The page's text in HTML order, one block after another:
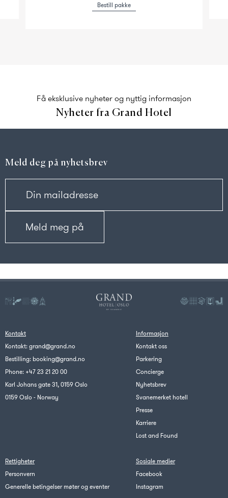
Bestill pakke
Få eksklusive nyheter og nyttig informasjon
Nyheter fra Grand Hotel
Meld deg på nyhetsbrev
Kontakt
Kontakt:grand@grand.no
Bestilling: booking@grand.no
Phone: +47 23 21 20 00
Karl Johans gate 31, 0159 Oslo
0159 Oslo - Norway
Informasjon
Kontakt oss
Parkering
Concierge
Nyhetsbrev
Svanemerket hotell
Presse
Karriere
Lost and Found
Rettigheter
Personvern
Generelle betingelser møter og eventer
Sosiale medier
Facebook
Instagram